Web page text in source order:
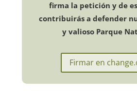
firma la petición y de
contribuirás a defender
y valioso Parque
Firmar en